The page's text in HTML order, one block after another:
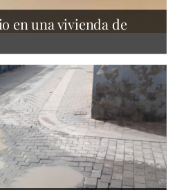
en una vivienda de